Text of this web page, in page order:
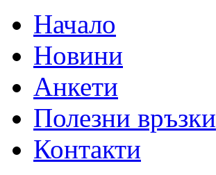
Начало
Новини
Анкети
Полезни връзки
Контакти